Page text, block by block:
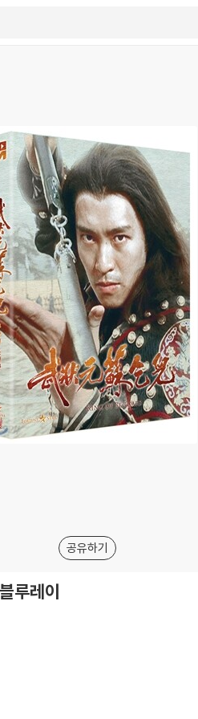
공유하기
루레이